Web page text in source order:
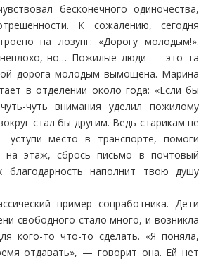
бесконечного одиночества,
К сожалению, сегодня
на лозунг: «Дорогу молодым!».
но… Пожилые люди — это та
дорога молодым вымощена. Марина
в отделении около года: «Если бы
чуть внимания уделил пожилому
стал бы другим. Ведь старикам не
место в транспорте, помоги
на этаж, сбрось письмо в почтовый
наполнит твою душу
пример соцработника. Дети
свободного стало много, и возникла
кого-то что-то сделать. «Я поняла,
отдавать», — говорит она. Ей нет